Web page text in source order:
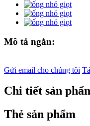
Mô tả ngắn:
Gửi email cho chúng tôi
Chi tiết sản
Thẻ sản phẩm